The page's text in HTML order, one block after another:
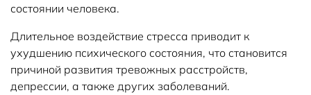
состоянии человека.
Длительное воздействие стресса приводит к
ухудшению психического состояния, что становится
причиной развития тревожных расстройств,
депрессии, а также других заболеваний.